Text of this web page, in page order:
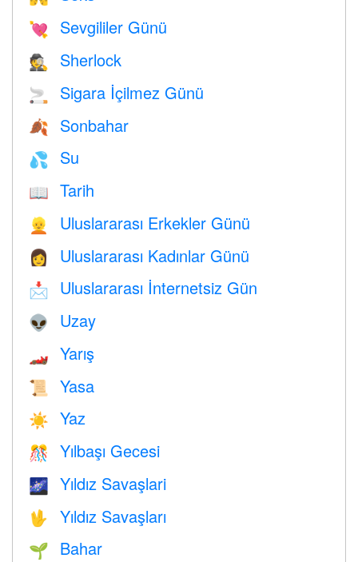
💘 Sevgililer Günü
🕵️ Sherlock
🚬 Sigara İçilmez Günü
🍂 Sonbahar
💦 Su
📖 Tarih
👱 Uluslararası Erkekler Günü
👩 Uluslararası Kadınlar Günü
📩 Uluslararası İnternetsiz Gün
👽 Uzay
🏎 Yarış
📜 Yasa
☀️ Yaz
🎊 Yılbaşı Gecesi
🌌 Yıldız Savaşlari
🖖 Yıldız Savaşları
🌱 Bahar